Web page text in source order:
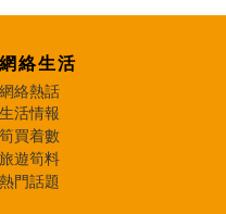
網絡生活
網絡熱話
生活情報
筍買着數
旅遊筍料
熱門話題